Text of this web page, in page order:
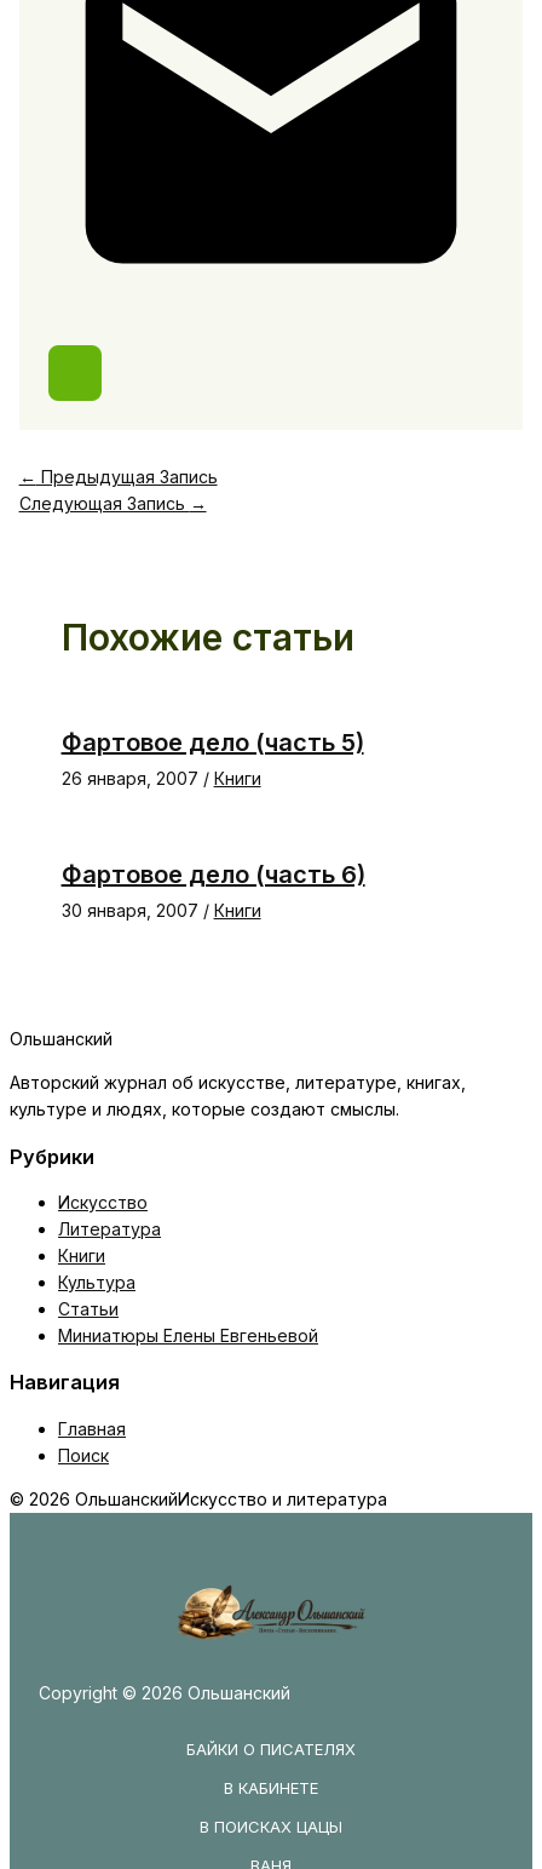
← Предыдущая Запись
Следующая Запись →
Похожие статьи
Фартовое дело (часть 5)
26 января, 2007 / Книги
Фартовое дело (часть 6)
30 января, 2007 / Книги
Ольшанский
Авторский журнал об искусстве, литературе, книгах,
культуре и людях, которые создают смыслы.
Рубрики
Искусство
Литература
Книги
Культура
Статьи
Миниатюры Елены Евгеньевой
Навигация
Главная
Поиск
© 2026 ОльшанскийИскусство и литература
Copyright © 2026 Ольшанский
БАЙКИ О ПИСАТЕЛЯХ
В КАБИНЕТЕ
В ПОИСКАХ ЦАЦЫ
ВАНЯ